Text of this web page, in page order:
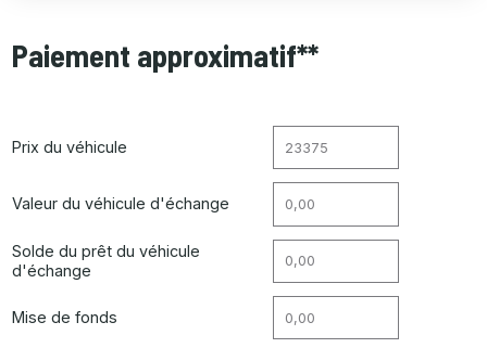
Paiement approximatif**
Prix du véhicule
Valeur du véhicule d'échange
Solde du prêt du véhicule
d'échange
Mise de fonds